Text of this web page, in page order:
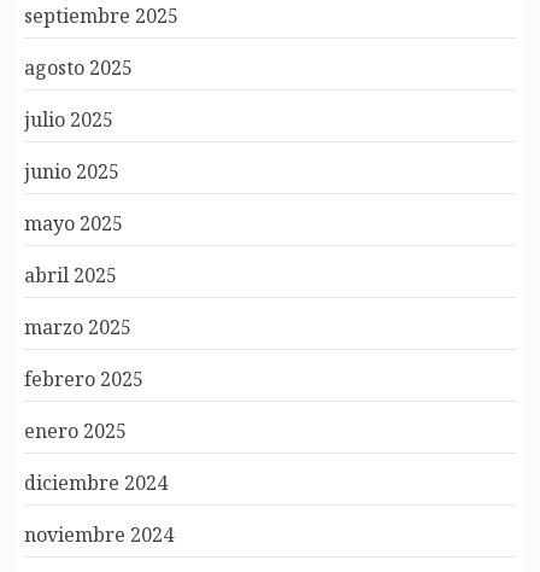
septiembre 2025
agosto 2025
julio 2025
junio 2025
mayo 2025
abril 2025
marzo 2025
febrero 2025
enero 2025
diciembre 2024
noviembre 2024